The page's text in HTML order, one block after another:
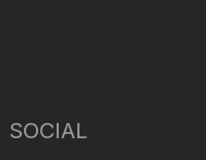
SOCIAL